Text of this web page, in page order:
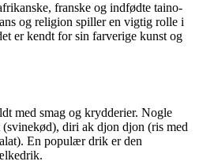
franske og indfødte taino-
og religion spiller en vigtig rolle i
er kendt for sin farverige kunst og
med smag og krydderier. Nogle
diri ak djon djon (ris med
En populær drik er den